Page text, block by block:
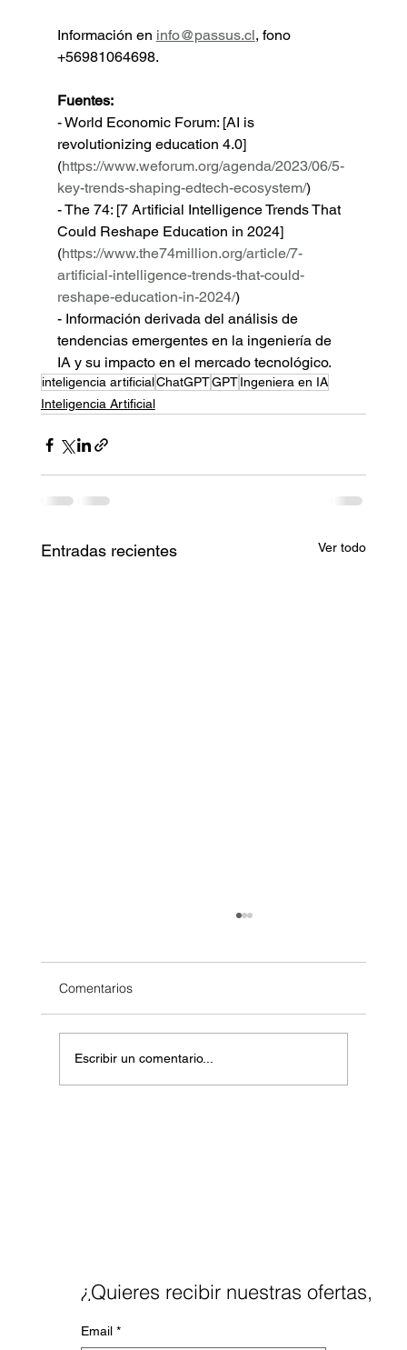
Información en info@passus.cl, fono
+56981064698.
Fuentes:
- World Economic Forum: [AI is
revolutionizing education 4.0]
(https://www.weforum.org/agenda/2023/06/5-
key-trends-shaping-edtech-ecosystem/)
- The 74: [7 Artificial Intelligence Trends That
Could Reshape Education in 2024]
(https://www.the74million.org/article/7-
artificial-intelligence-trends-that-could-
reshape-education-in-2024/)
- Información derivada del análisis de
tendencias emergentes en la ingeniería de
IA y su impacto en el mercado tecnológico.
inteligencia artificialChatGPTGPT Ingeniera en IA
Inteligencia Artificial
Entradas recientes Ver todo
Comentarios
Escribir un comentario...
¿Quieres recibir nuestras ofertas,
noticias y blog a tu mail?
Email *